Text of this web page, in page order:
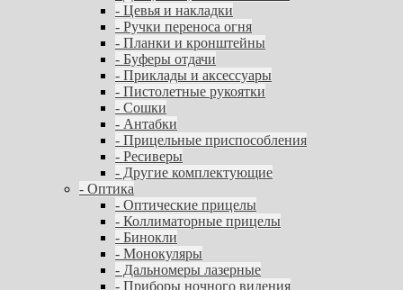
- Цевья и накладки
- Ручки переноса огня
- Планки и кронштейны
- Буферы отдачи
- Приклады и аксессуары
- Пистолетные рукоятки
- Сошки
- Антабки
- Прицельные приспособления
- Ресиверы
- Другие комплектующие
- Оптика
- Оптические прицелы
- Коллиматорные прицелы
- Бинокли
- Монокуляры
- Дальномеры лазерные
- Приборы ночного видения